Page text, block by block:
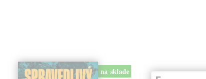
na sklade